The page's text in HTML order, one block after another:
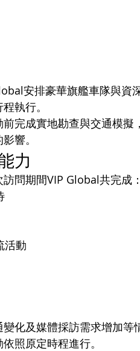
安排豪華旗艦車隊與資
執行。
完成實地勘查與交通模
響。
力
問期間VIP Global共完成：
活動
化及媒體採訪需求增加
照原定時程進行。